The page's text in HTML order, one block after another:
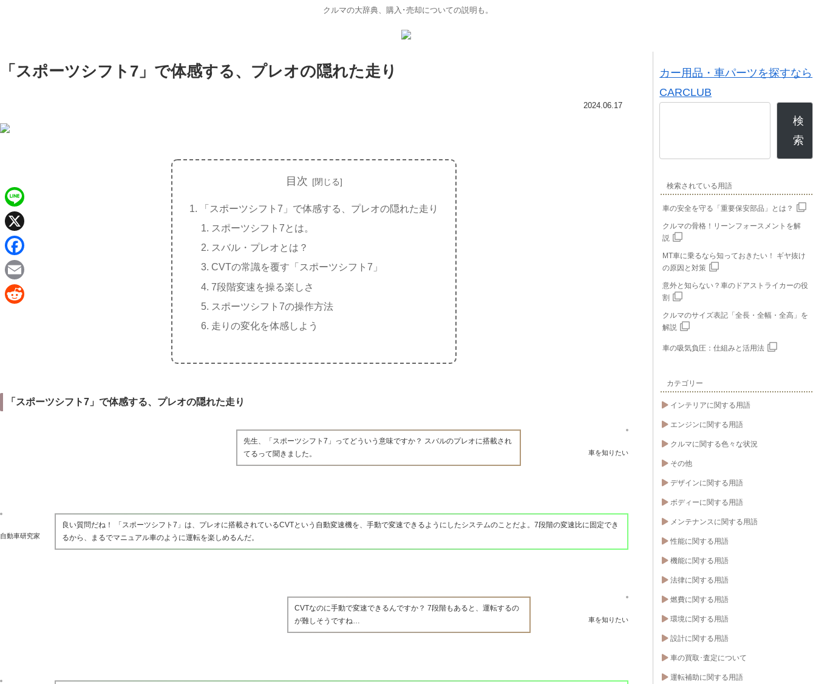
クルマの大辞典、購入･売却についての説明も。
「スポーツシフト7」で体感する、プレオの隠れた走り
2024.06.17
目次
「スポーツシフト7」で体感する、プレオの隠れた走り
スポーツシフト7とは。
スバル・プレオとは？
CVTの常識を覆す「スポーツシフト7」
7段階変速を操る楽しさ
スポーツシフト7の操作方法
走りの変化を体感しよう
「スポーツシフト7」で体感する、プレオの隠れた走り
車を知りたい
先生、「スポーツシフト7」ってどういう意味ですか？ スバルのプレオに搭載され
てるって聞きました。
自動車研究家
良い質問だね！ 「スポーツシフト7」は、プレオに搭載されているCVTという自動変速機を、手動で変速できるようにしたシステムのことだよ。7段階の変速比に固定でき
るから、まるでマニュアル車のように運転を楽しめるんだ。
車を知りたい
CVTなのに手動で変速できるんですか？ 7段階もあると、運転するの
が難しそうですね…
カー用品・車パーツを探すなら
CARCLUB
検
索
検索されている用語
車の安全を守る「重要保安部品」とは？
クルマの骨格！リーンフォースメントを解
説
MT車に乗るなら知っておきたい！ ギヤ抜け
の原因と対策
意外と知らない？車のドアストライカーの役
割
クルマのサイズ表記「全長・全幅・全高」を
解説
車の吸気負圧：仕組みと活用法
カテゴリー
インテリアに関する用語
エンジンに関する用語
クルマに関する色々な状況
その他
デザインに関する用語
ボディーに関する用語
メンテナンスに関する用語
性能に関する用語
機能に関する用語
法律に関する用語
燃費に関する用語
環境に関する用語
設計に関する用語
車の買取･査定について
運転補助に関する用語
L
n
e
X
F
a
c
E